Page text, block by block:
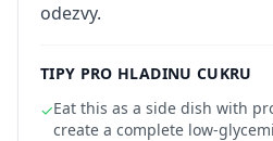
odezvy.
TIPY PRO HLADINU CUKRU
✓Eat this as a side dish with
create a complete low-